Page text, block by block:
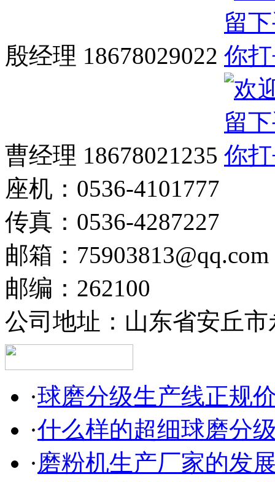
殷经理 18678029022
曹经理 18678021235
座机：0536-4101777
传真：0536-4287227
邮箱：75903813@qq.com
邮编：262100
公司地址：山东省安丘市
·球磨分级生产线正规
·什么样的超细球磨分
·磨粉机生产厂家的发